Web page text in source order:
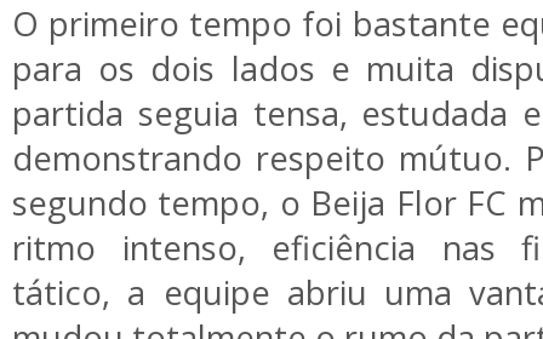
O primeiro tempo foi bastante
para os dois lados e muita
partida seguia tensa, estudada
demonstrando respeito mútuo.
segundo tempo, o Beija Flor FC
ritmo intenso, eficiência nas
tático, a equipe abriu uma